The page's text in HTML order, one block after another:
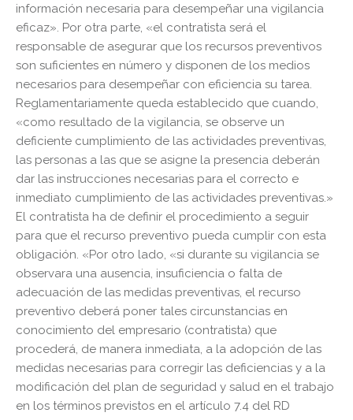
información necesaria para desempeñar una vigilancia
eficaz». Por otra parte, «el contratista será el
responsable de asegurar que los recursos preventivos
son suficientes en número y disponen de los medios
necesarios para desempeñar con eficiencia su tarea.
Reglamentariamente queda establecido que cuando,
«como resultado de la vigilancia, se observe un
deficiente cumplimiento de las actividades preventivas,
las personas a las que se asigne la presencia deberán
dar las instrucciones necesarias para el correcto e
inmediato cumplimiento de las actividades preventivas.»
El contratista ha de definir el procedimiento a seguir
para que el recurso preventivo pueda cumplir con esta
obligación. «Por otro lado, «si durante su vigilancia se
observara una ausencia, insuficiencia o falta de
adecuación de las medidas preventivas, el recurso
preventivo deberá poner tales circunstancias en
conocimiento del empresario (contratista) que
procederá, de manera inmediata, a la adopción de las
medidas necesarias para corregir las deficiencias y a la
modificación del plan de seguridad y salud en el trabajo
en los términos previstos en el artículo 7.4 del RD